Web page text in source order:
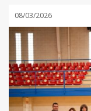
08/03/2026